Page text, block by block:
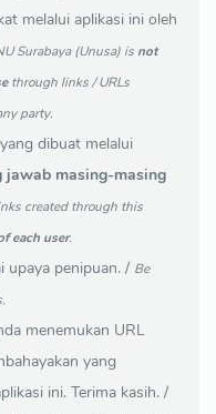
melalui aplikasi ini oleh
Surabaya (Unusa) is not
through links / URLs
party.
dibuat melalui
jawab masing-masing
created through this
each user.
upaya penipuan. / Be
menemukan URL
yang
ini. Terima kasih. /